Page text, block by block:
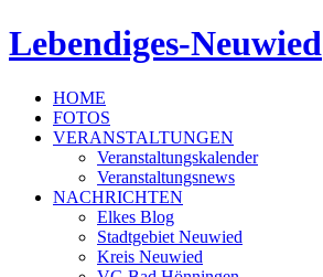
Lebendiges-Neuwied
HOME
FOTOS
VERANSTALTUNGEN
Veranstaltungskalender
Veranstaltungsnews
NACHRICHTEN
Elkes Blog
Stadtgebiet Neuwied
Kreis Neuwied